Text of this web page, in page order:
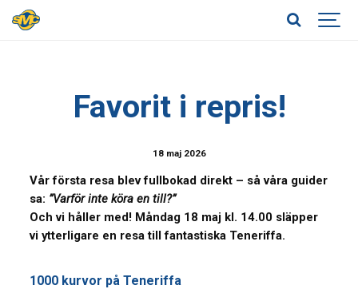
Favorit i repris!
18 maj 2026
Vår första resa blev fullbokad direkt – så våra guider
sa: ”Varför inte köra en till?”
Och vi håller med! Måndag 18 maj kl. 14.00 släpper
vi ytterligare en resa till fantastiska Teneriffa.
1000 kurvor på Teneriffa